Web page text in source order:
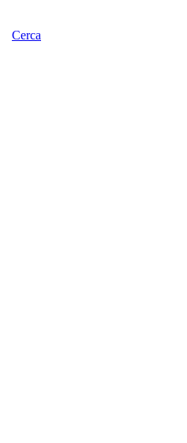
Cerca